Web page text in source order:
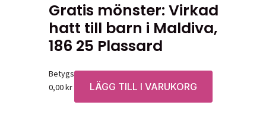
Gratis mönster: Virkad
hatt till barn i Maldiva,
186 25 Plassard
Betygsatt0av 5
0,00kr LÄGG TILL I VARUKORG